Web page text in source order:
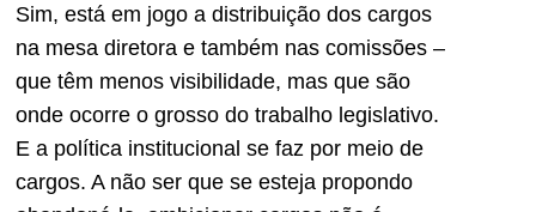
Sim, está em jogo a distribuição dos cargos
na mesa diretora e também nas comissões –
que têm menos visibilidade, mas que são
onde ocorre o grosso do trabalho legislativo.
E a política institucional se faz por meio de
cargos. A não ser que se esteja propondo